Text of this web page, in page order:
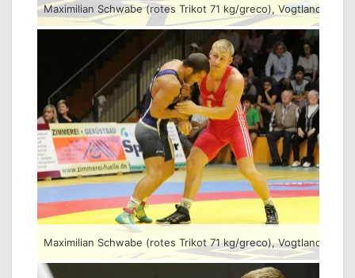
Maximilian Schwabe (rotes Trikot 71 kg/greco),